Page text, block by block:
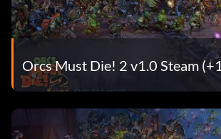
Orcs Must Die! 2 v1.0 Steam